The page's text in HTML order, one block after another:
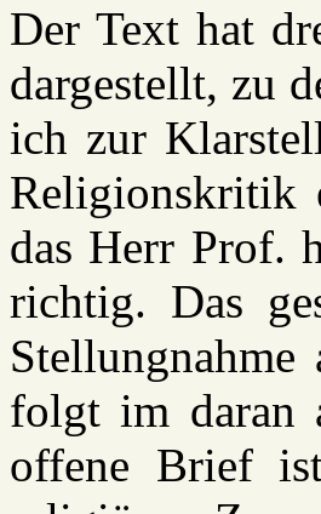
Der Text hat
dargestellt, zu
ich zur
Religionskritik
das Herr Prof.
richtig. Das
folgt im daran
offene Brief